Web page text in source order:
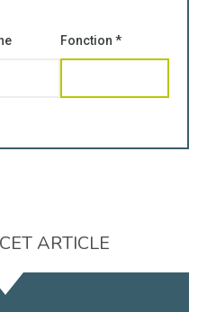
Fonction *
ARTICLE